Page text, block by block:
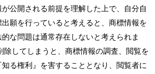
公開される前提を理解した上で、自分自
願を行っていると考えると、商標情報を
な問題は通常存在しないと考えられま
除してしまうと、商標情報の調査、閲覧を
る権利』を害することとなり、閲覧者に